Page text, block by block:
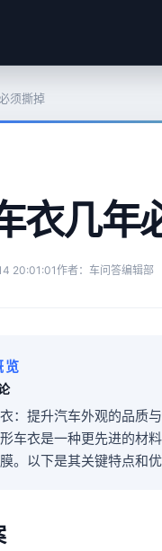
须撕掉
衣几年
20:01:01作者：车问答编辑部
览
：提升汽车外观的品质
车衣是一种更先进的材
。以下是其关键特点和